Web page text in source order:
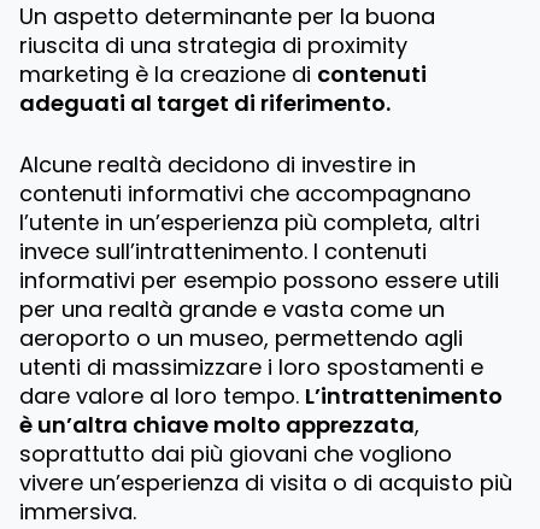
Un aspetto determinante per la buona
riuscita di una strategia di proximity
marketing è la creazione di contenuti
adeguati al target di riferimento.
Alcune realtà decidono di investire in
contenuti informativi che accompagnano
l’utente in un’esperienza più completa, altri
invece sull’intrattenimento. I contenuti
informativi per esempio possono essere utili
per una realtà grande e vasta come un
aeroporto o un museo, permettendo agli
utenti di massimizzare i loro spostamenti e
dare valore al loro tempo. L’intrattenimento
è un’altra chiave molto apprezzata,
soprattutto dai più giovani che vogliono
vivere un’esperienza di visita o di acquisto più
immersiva.